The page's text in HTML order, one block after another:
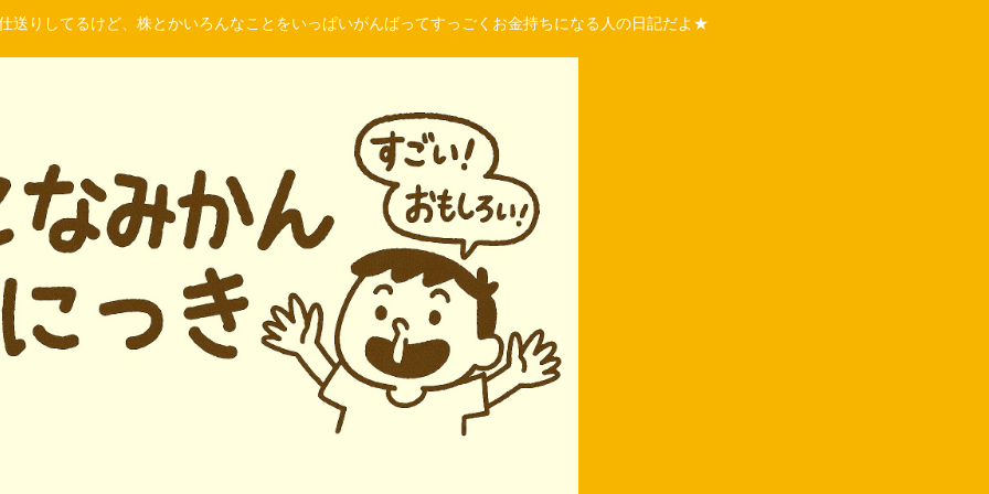
送りしてるけど、株とかいろんなことをいっぱいがんばってすっごくお金持ちになる人の日記だよ★